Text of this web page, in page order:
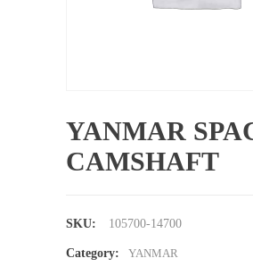
YANMAR
CAMSHAFT
SKU: 105700-14700
Category: YANMAR